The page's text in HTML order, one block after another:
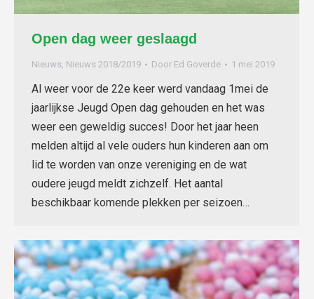
Open dag weer geslaagd
Nieuws, Nieuws 2018/2019 Door Ed Goverde 1 mei 2019
Al weer voor de 22e keer werd vandaag 1mei de
jaarlijkse Jeugd Open dag gehouden en het was
weer een geweldig succes! Door het jaar heen
melden altijd al vele ouders hun kinderen aan om
lid te worden van onze vereniging en de wat
oudere jeugd meldt zichzelf. Het aantal
beschikbaar komende plekken per seizoen…